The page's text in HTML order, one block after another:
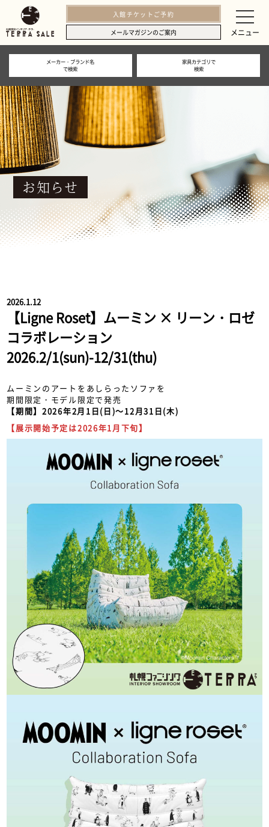
入館チケットご予約
メールマガジンのご案内
メーカー・ブランド名
で検索
家具カテゴリで
検索
お知らせ
2026.1.12
【Ligne Roset】ムーミン × リーン・ロゼ
コラボレーション
2026.2/1(sun)-12/31(thu)
ムーミンのアートをあしらったソファを
期間限定・モデル限定で発売
【期間】2026年2月1日(日)～12月31日(木)
【展示開始予定は2026年1月下旬】
メニュー